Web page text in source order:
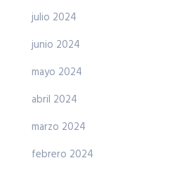
julio 2024
junio 2024
mayo 2024
abril 2024
marzo 2024
febrero 2024